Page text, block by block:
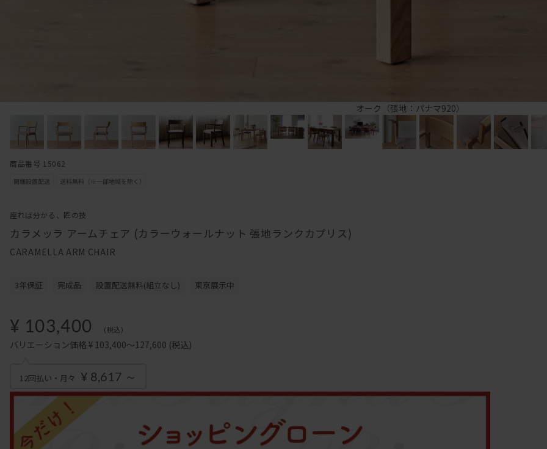
座れば分かる、匠の技
カラメッラ アームチェア (カラーウォールナット 張地ランクカプリス)
CARAMELLA ARM CHAIR
オーク（張地：パナマ920）
3年保証 完成品 設置配送無料(組立なし) 東京展示中
¥ 103,400 (税込)
バリエーション価格 ¥ 103,400～127,600 (税込)
12回払い・月々 ¥ 8,617 ～
商品番号 15062